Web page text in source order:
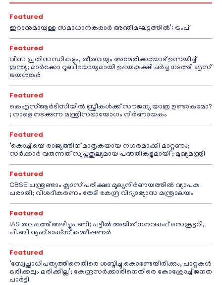
Featured
ഇറാനുമായുള്ള സമാധാനകരാർ അന്തിമഘട്ടത്തിൽ‌’: ട്രംപ്
Featured
വിസ പ്രതിസന്ധികളും, തീരുവയും അമേരിക്കയോട് ഉന്നയിച്ച്
ഇന്ത്യ; മാർക്കോ റൂബിയോയുമായി ഉഭയകക്ഷി ചർച്ച നടത്തി എസ്
ജയശങ്കർ
Featured
കെഎസ്ആർടിസിയിൽ സ്ത്രീകൾക്ക് സൗജന്യ യാത്ര ഉണ്ടാകുമോ?
; നാളെ നടക്കുന്ന മന്ത്രിസഭായോഗം നിർണായകം
Featured
‘കൊച്ചിയെ രാജ്യത്തിന് മാതൃകയായ നഗരമാക്കി മാറ്റണം;
സർക്കാർ വരുന്നത് സ്വപ്നതുല്യമായ പദ്ധതികളുമായി’; മുഖ്യമന്ത്രി
Featured
CBSE പന്ത്രണ്ടാം ക്ലാസ് പരീക്ഷാ മൂല്യനിർണയത്തിൽ വ്യാപക
പരാതി; വിശദീകരണം തേടി കേന്ദ്ര വിദ്യാഭ്യാസ മന്ത്രാലയം
Featured
IAS തലപ്പത്ത് അഴിച്ചുപണി; പട്ടീല്‍ അജിത് ധനവകുപ്പ് സെക്രട്ടറി,
പി.ബി നൂഹ് ടാക്‌സ് കമ്മീഷണര്‍
Featured
‘സ്വേച്ഛാധിപത്യത്തിനെതിരെ ശബ്ദിച്ചു കൊണ്ടേയിരിക്കും, പാറ്റകൾ
ഒരിക്കലും മരിക്കില്ല’; കേന്ദ്രസർക്കാരിനെതിരെ കോക്രോച്ച് ജനത
പാർട്ടി